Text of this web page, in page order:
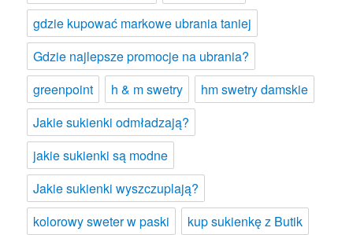
gdzie kupować markowe ubrania taniej
Gdzie najlepsze promocje na ubrania?
greenpoint
h & m swetry
hm swetry damskie
Jakie sukienki odmładzają?
jakie sukienki są modne
Jakie sukienki wyszczuplają?
kolorowy sweter w paski
kup sukienkę z Butik